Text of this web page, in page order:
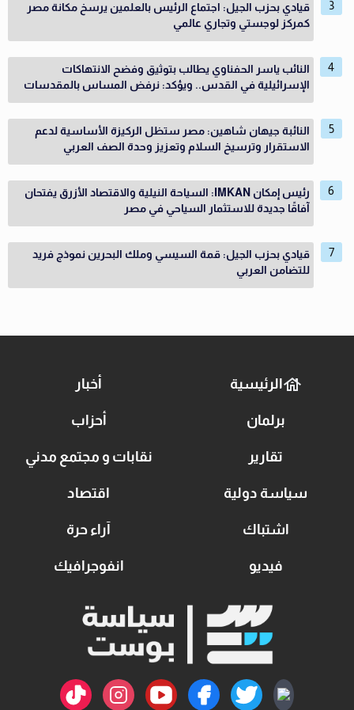
قيادي بحزب الجيل: اجتماع الرئيس بالعلمين يرسخ مكانة مصر
كمركز لوجستي وتجاري عالمي
النائب ياسر الحفناوي يطالب بتوثيق وفضح الانتهاكات
الإسرائيلية في القدس.. ويؤكد: نرفض المساس بالمقدسات
النائبة جيهان شاهين: مصر ستظل الركيزة الأساسية لدعم
الاستقرار وترسيخ السلام وتعزيز وحدة الصف العربي
رئيس إمكان IMKAN: السياحة النيلية والاقتصاد الأزرق يفتحان
آفاقًا جديدة للاستثمار السياحي في مصر
قيادي بحزب الجيل: قمة السيسي وملك البحرين نموذج فريد
للتضامن العربي
الرئيسية أخبار
برلمان أحزاب
تقارير نقابات و مجتمع مدني
سياسة دولية اقتصاد
اشتباك آراء حرة
فيديو انفوجرافيك